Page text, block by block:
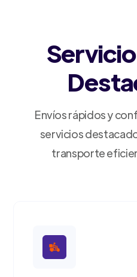
Envíos rápidos y
servicios
transporte